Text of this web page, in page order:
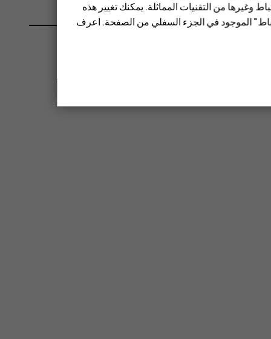
وغيرها من التقنيات المماثلة. يمكنك تغيير هذه
الموجود في الجزء السفلي من الصفحة. اعرف